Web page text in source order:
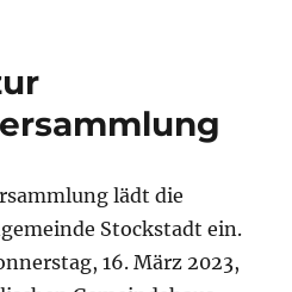
lädt die
Stockstadt ein.
16. März 2023,